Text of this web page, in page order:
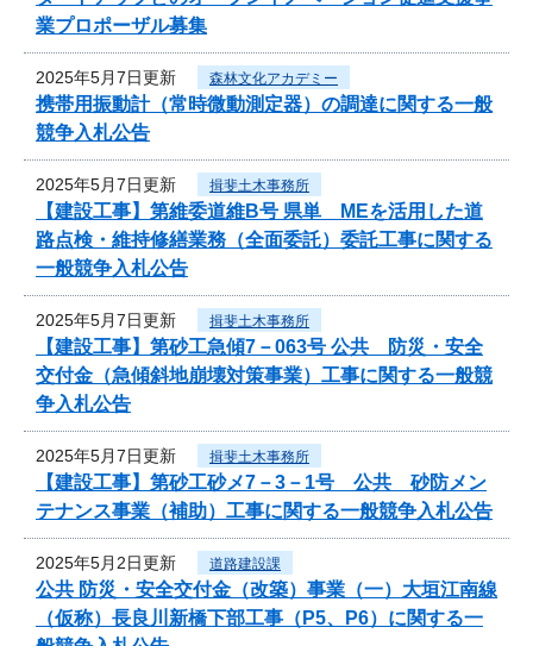
業プロポーザル募集
2025年5月7日更新 森林文化アカデミー
携帯用振動計（常時微動測定器）の調達に関する一般
競争入札公告
2025年5月7日更新 揖斐土木事務所
【建設工事】第維委道維B号 県単 MEを活用した道
路点検・維持修繕業務（全面委託）委託工事に関する
一般競争入札公告
2025年5月7日更新 揖斐土木事務所
【建設工事】第砂工急傾7－063号 公共 防災・安全
交付金（急傾斜地崩壊対策事業）工事に関する一般競
争入札公告
2025年5月7日更新 揖斐土木事務所
【建設工事】第砂工砂メ7－3－1号 公共 砂防メン
テナンス事業（補助）工事に関する一般競争入札公告
2025年5月2日更新 道路建設課
公共 防災・安全交付金（改築）事業（一）大垣江南線
（仮称）長良川新橋下部工事（P5、P6）に関する一